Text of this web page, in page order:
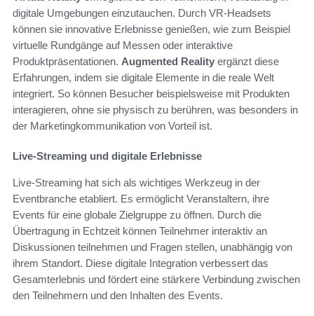
digitale Umgebungen einzutauchen. Durch VR-Headsets
können sie innovative Erlebnisse genießen, wie zum Beispiel
virtuelle Rundgänge auf Messen oder interaktive
Produktpräsentationen. Augmented Reality ergänzt diese
Erfahrungen, indem sie digitale Elemente in die reale Welt
integriert. So können Besucher beispielsweise mit Produkten
interagieren, ohne sie physisch zu berühren, was besonders in
der Marketingkommunikation von Vorteil ist.
Live-Streaming und digitale Erlebnisse
Live-Streaming hat sich als wichtiges Werkzeug in der
Eventbranche etabliert. Es ermöglicht Veranstaltern, ihre
Events für eine globale Zielgruppe zu öffnen. Durch die
Übertragung in Echtzeit können Teilnehmer interaktiv an
Diskussionen teilnehmen und Fragen stellen, unabhängig von
ihrem Standort. Diese digitale Integration verbessert das
Gesamterlebnis und fördert eine stärkere Verbindung zwischen
den Teilnehmern und den Inhalten des Events.